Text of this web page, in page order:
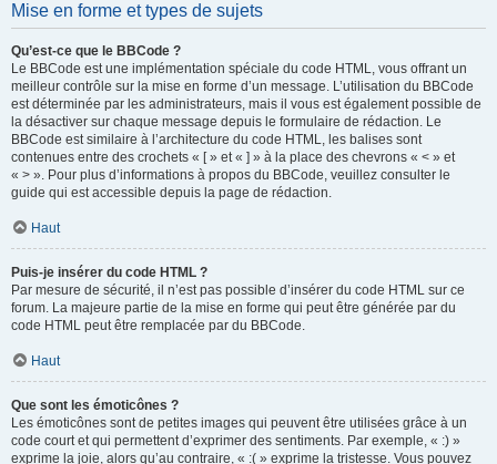
Mise en forme et types de sujets
Qu’est-ce que le BBCode ?
Le BBCode est une implémentation spéciale du code HTML, vous offrant un
meilleur contrôle sur la mise en forme d’un message. L’utilisation du BBCode
est déterminée par les administrateurs, mais il vous est également possible de
la désactiver sur chaque message depuis le formulaire de rédaction. Le
BBCode est similaire à l’architecture du code HTML, les balises sont
contenues entre des crochets « [ » et « ] » à la place des chevrons « < » et
« > ». Pour plus d’informations à propos du BBCode, veuillez consulter le
guide qui est accessible depuis la page de rédaction.
Haut
Puis-je insérer du code HTML ?
Par mesure de sécurité, il n’est pas possible d’insérer du code HTML sur ce
forum. La majeure partie de la mise en forme qui peut être générée par du
code HTML peut être remplacée par du BBCode.
Haut
Que sont les émoticônes ?
Les émoticônes sont de petites images qui peuvent être utilisées grâce à un
code court et qui permettent d’exprimer des sentiments. Par exemple, « :) »
exprime la joie, alors qu’au contraire, « :( » exprime la tristesse. Vous pouvez